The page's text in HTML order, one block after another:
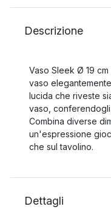
Descrizione
Vaso Sleek Ø 19
vaso
lucida che riveste
vaso,
Combina diverse
un'espressione
che sul tavolino.
Dettagli